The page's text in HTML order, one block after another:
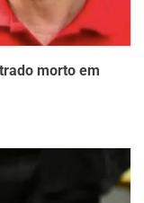
morto em